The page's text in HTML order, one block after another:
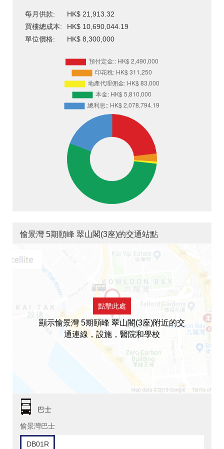
每月供款:
HK$ 21,913.32
買樓總成本:
HK$ 10,690,044.19
單位價格:
HK$ 8,300,000
愉景灣 5期頤峰 翠山閣(3座)的交通站點
點擊此處
顯示愉景灣 5期頤峰 翠山閣(3座)附近的交
通連線，設施，醫院和學校
巴士
愉景灣巴士
DB01R